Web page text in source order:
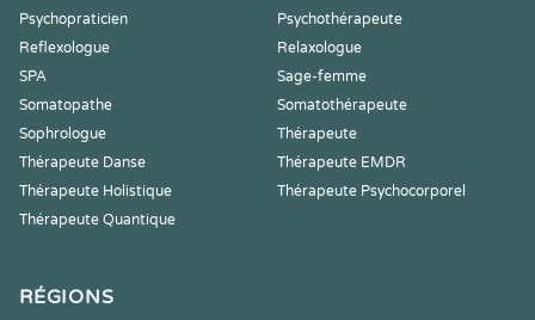
Psychopraticien
Psychothérapeute
Reflexologue
Relaxologue
SPA
Sage-femme
Somatopathe
Somatothérapeute
Sophrologue
Thérapeute
Thérapeute Danse
Thérapeute EMDR
Thérapeute Holistique
Thérapeute Psychocorporel
Thérapeute Quantique
RÉGIONS